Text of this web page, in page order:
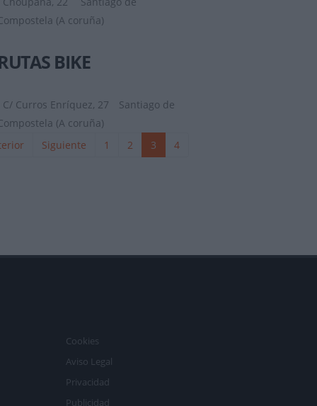
(A coruña)
BIKE
C/ Curros Enríquez, 27
Santiago de
(A coruña)
Siguiente 1 2 3 4
Cookies
Aviso Legal
Privacidad
Publicidad